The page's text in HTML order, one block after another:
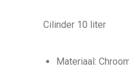
Cilinder 10 liter
Materiaal: